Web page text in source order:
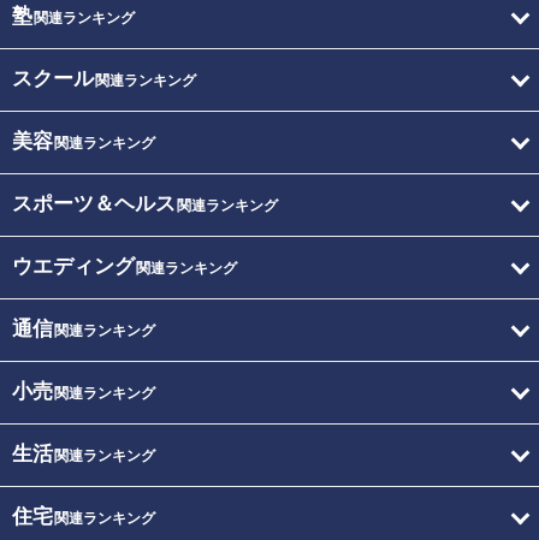
塾関連ランキング
スクール関連ランキング
美容関連ランキング
スポーツ＆ヘルス 関連ランキング
ウエディング関連ランキング
通信関連ランキング
小売関連ランキング
生活関連ランキング
住宅関連ランキング